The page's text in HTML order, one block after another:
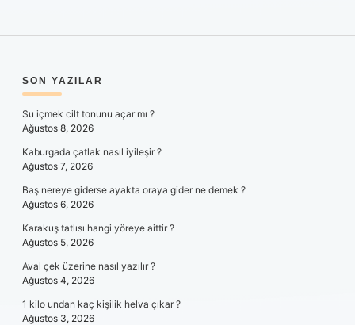
SIDEBAR
SON YAZILAR
Su içmek cilt tonunu açar mı ?
Ağustos 8, 2026
Kaburgada çatlak nasıl iyileşir ?
Ağustos 7, 2026
Baş nereye giderse ayakta oraya gider ne demek ?
Ağustos 6, 2026
Karakuş tatlısı hangi yöreye aittir ?
Ağustos 5, 2026
Aval çek üzerine nasıl yazılır ?
Ağustos 4, 2026
1 kilo undan kaç kişilik helva çıkar ?
Ağustos 3, 2026